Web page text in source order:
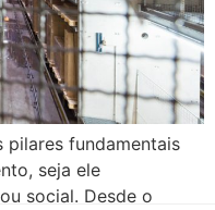
fundamentais
seja ele
social. Desde o